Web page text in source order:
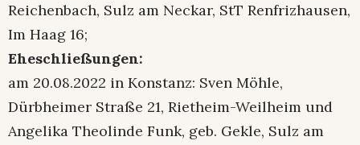
Reichenbach, Sulz am Neckar, StT Renfrizhausen,
Im Haag 16;
Eheschließungen:
am 20.08.2022 in Konstanz: Sven Möhle,
Dürbheimer Straße 21, Rietheim-Weilheim und
Angelika Theolinde Funk, geb. Gekle, Sulz am